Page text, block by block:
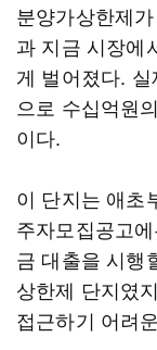
분양가상한제
과 지금 시장에
게 벌어졌다.
으로 수십억원
이다.
이 단지는 애초
주자모집공고
금 대출을 시행
상한제 단지였
접근하기 어려